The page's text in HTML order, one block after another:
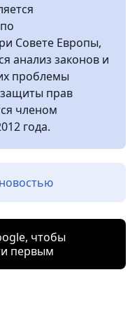
Совете Европы,
анализ законов и
проблемы
прав
членом
года.
чтобы
первым